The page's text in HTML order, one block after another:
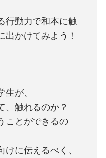
行動力で和本に触
出かけてみよう！
生が、
、触れるのか？
ことができるの
に伝えるべく、